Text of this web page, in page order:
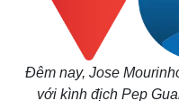
Kinh tế
Đêm nay, Jose
với kình địch Pep